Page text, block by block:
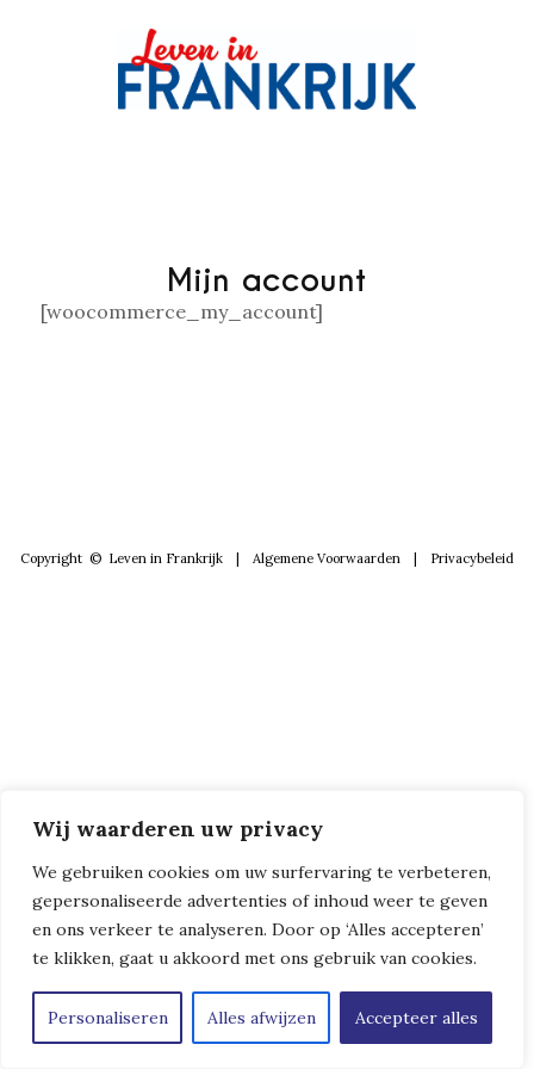
Wij waarderen uw privacy
We gebruiken cookies om uw surfervaring te verbeteren,
gepersonaliseerde advertenties of inhoud weer te geven
en ons verkeer te analyseren. Door op ‘Alles accepteren’
te klikken, gaat u akkoord met ons gebruik van cookies.
Personaliseren Alles afwijzen Accepteer alles
Mijn account
[woocommerce_my_account]
Copyright © Leven in Frankrijk | Algemene Voorwaarden | Privacybeleid